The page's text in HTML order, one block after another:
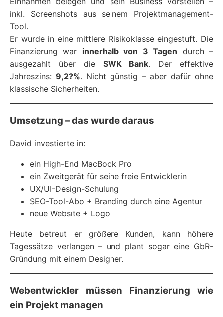
inkl. Screenshots aus seinem Projektmanagement-
Tool.
Er wurde in eine mittlere Risikoklasse eingestuft. Die
Finanzierung war innerhalb von 3 Tagen durch –
ausgezahlt über die SWK Bank. Der effektive
Jahreszins: 9,2?%. Nicht günstig – aber dafür ohne
klassische Sicherheiten.
Umsetzung – das wurde daraus
David investierte in:
ein High-End MacBook Pro
ein Zweitgerät für seine freie Entwicklerin
UX/UI-Design-Schulung
SEO-Tool-Abo + Branding durch eine Agentur
neue Website + Logo
Heute betreut er größere Kunden, kann höhere
Tagessätze verlangen – und plant sogar eine GbR-
Gründung mit einem Designer.
Webentwickler müssen Finanzierung wie
ein Projekt managen